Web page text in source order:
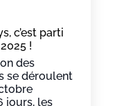
c’est parti
!
des
se déroulent
jours, les